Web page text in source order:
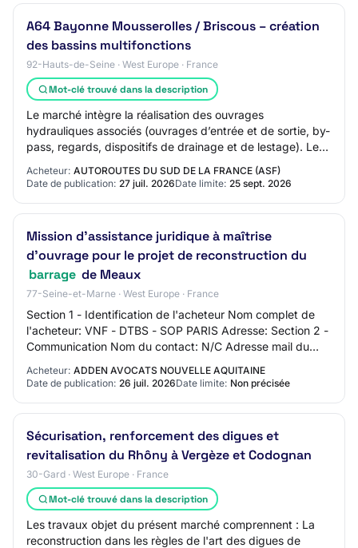
A64 Bayonne Mousserolles / Briscous – création
des bassins multifonctions
92-Hauts-de-Seine · West Europe · France
Mot-clé trouvé dans la description
Le marché intègre la réalisation des ouvrages
hydrauliques associés (ouvrages d’entrée et de sortie, by-
pass, regards, dispositifs de drainage et de lestage). Les
Acheteur: AUTOROUTES DU SUD DE LA FRANCE (ASF)
Date de publication: 27 juil. 2026Date limite: 25 sept. 2026
Mission d’assistance juridique à maîtrise
d’ouvrage pour le projet de reconstruction du
barrage de Meaux
77-Seine-et-Marne · West Europe · France
Section 1 - Identification de l'acheteur Nom complet de
l'acheteur: VNF - DTBS - SOP PARIS Adresse: Section 2 -
Communication Nom du contact: N/C Adresse mail du
Acheteur: ADDEN AVOCATS NOUVELLE AQUITAINE
Date de publication: 26 juil. 2026Date limite: Non précisée
Sécurisation, renforcement des digues et
revitalisation du Rhôny à Vergèze et Codognan
30-Gard · West Europe · France
Mot-clé trouvé dans la description
Les travaux objet du présent marché comprennent : La
reconstruction dans les règles de l'art des digues de